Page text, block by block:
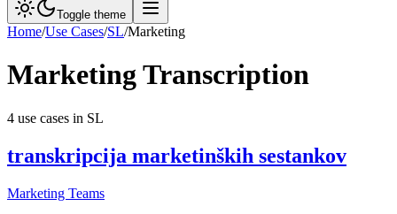
Toggle theme
Home/Use Cases/SL/Marketing
MarketingTranscription
4 use cases in SL
transkripcija marketinških sestankov
Marketing Teams